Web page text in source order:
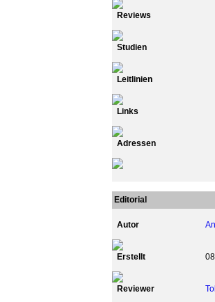
Reviews
Studien
Leitlinien
Links
Adressen
Editorial
Autor
Erstellt
Reviewer